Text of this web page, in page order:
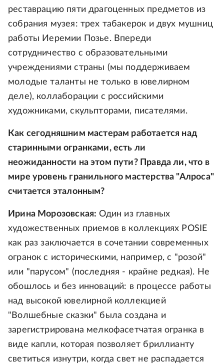
реставрацию пяти драгоценных предметов из
собрания музея: трех табакерок и двух мушниц
работы Иеремии Позье. Впереди
сотрудничество с образовательными
учреждениями страны (мы поддерживаем
молодые таланты не только в ювелирном
деле), коллаборации с российскими
художниками, скульпторами, писателями.
Как сегодняшним мастерам работается над
старинными огранками, есть ли
неожиданности на этом пути? Правда ли, что в
мире уровень гранильного мастерства "Алроса"
считается эталонным?
Ирина Морозовская: Один из главных
художественных приемов в коллекциях POSIE
как раз заключается в сочетании современных
огранок с историческими, например, с "розой"
или "парусом" (последняя - крайне редкая). Не
обошлось и без инноваций: в процессе работы
над высокой ювелирной коллекцией
"Волшебные сказки" была создана и
зарегистрирована мелкофасетчатая огранка в
виде капли, которая позволяет бриллианту
светиться изнутри, когда свет не распадается